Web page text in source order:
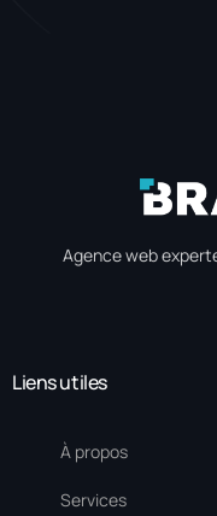
Agence web
Liens utiles
À propos
Services